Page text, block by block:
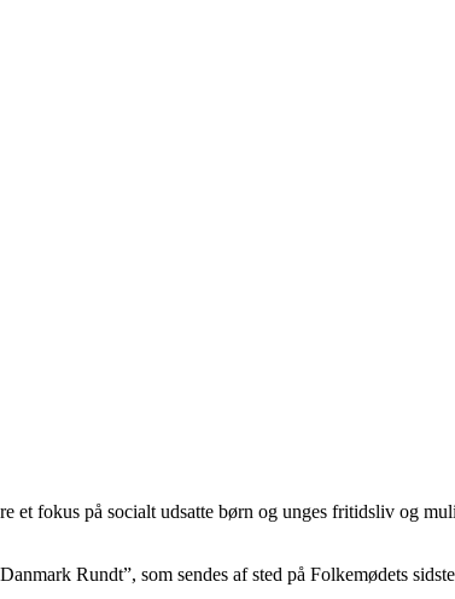
fokus på socialt udsatte børn og unges fritidsliv og
Rundt”, som sendes af sted på Folkemødets